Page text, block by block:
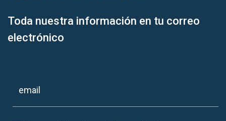
Toda nuestra información en tu correo
electrónico